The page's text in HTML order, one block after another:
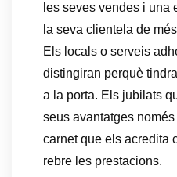
les seves vendes i una
la seva clientela de
Els locals o serveis
distingiran perquè
a la porta. Els jubilats
seus avantatges
carnet que els acredita
rebre les prestacions.